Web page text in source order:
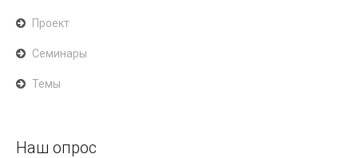
Проект
Семинары
Темы
Наш опрос